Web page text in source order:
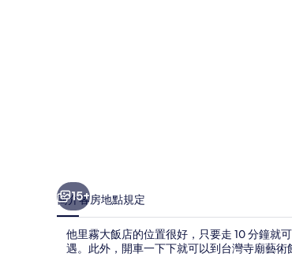
15+
簡介客房地點規定
他里霧大飯店的位置很好，只要走 10 分鐘就
遇。此外，開車一下下就可以到台灣寺廟藝術